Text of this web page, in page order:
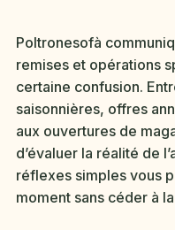
Poltronesofà
remises et opérations
certaine confusion.
saisonnières, offres
aux ouvertures de
d’évaluer la réalité de
réflexes simples vous
moment sans céder à